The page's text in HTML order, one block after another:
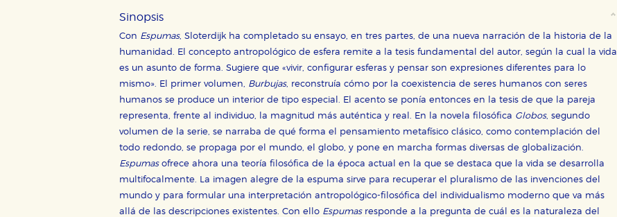
Sinopsis
Con Espumas, Sloterdijk ha completado su ensayo, en tres partes, de una nueva narración de la historia de la
humanidad. El concepto antropológico de esfera remite a la tesis fundamental del autor, según la cual la vida
es un asunto de forma. Sugiere que «vivir, configurar esferas y pensar son expresiones diferentes para lo
mismo». El primer volumen, Burbujas, reconstruía cómo por la coexistencia de seres humanos con seres
humanos se produce un interior de tipo especial. El acento se ponía entonces en la tesis de que la pareja
representa, frente al individuo, la magnitud más auténtica y real. En la novela filosófica Globos, segundo
volumen de la serie, se narraba de qué forma el pensamiento metafísico clásico, como contemplación del
todo redondo, se propaga por el mundo, el globo, y pone en marcha formas diversas de globalización.
Espumasofrece ahora una teoría filosófica de la época actual en la que se destaca que la vida se desarrolla
multifocalmente. La imagen alegre de la espuma sirve para recuperar el pluralismo de las invenciones del
mundo y para formular una interpretación antropológico-filosófica del individualismo moderno que va más
allá de las descripciones existentes. Con ello Espumasresponde a la pregunta de cuál es la naturaleza del